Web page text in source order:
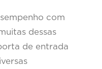
com
dessas
de entrada